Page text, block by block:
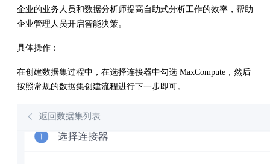
企业的业务人员和数据分析师提高自助式分析工作的效率，帮助
企业管理人员开启智能决策。
具体操作：
在创建数据集过程中，在选择连接器中勾选 MaxCompute，然后
按照常规的数据集创建流程进行下一步即可。